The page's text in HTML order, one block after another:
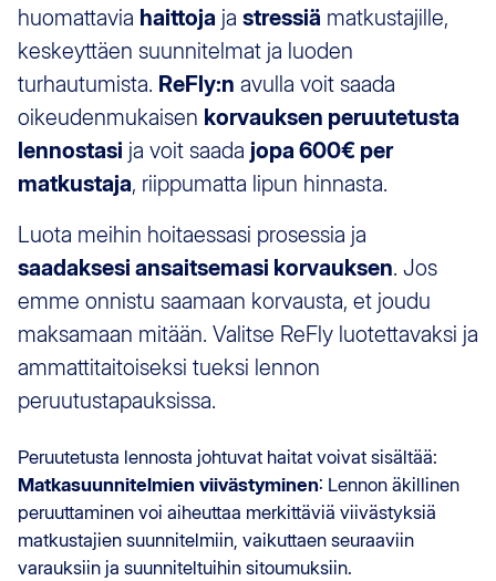
huomattavia haittoja ja stressiä matkustajille,
keskeyttäen suunnitelmat ja luoden
turhautumista. ReFly:n avulla voit saada
oikeudenmukaisen korvauksen peruutetusta
lennostasi ja voit saada jopa 600€ per
matkustaja, riippumatta lipun hinnasta.
Luota meihin hoitaessasi prosessia ja
saadaksesi ansaitsemasi korvauksen. Jos
emme onnistu saamaan korvausta, et joudu
maksamaan mitään. Valitse ReFly luotettavaksi ja
ammattitaitoiseksi tueksi lennon
peruutustapauksissa.
Peruutetusta lennosta johtuvat haitat voivat sisältää:
Matkasuunnitelmien viivästyminen: Lennon äkillinen
peruuttaminen voi aiheuttaa merkittäviä viivästyksiä
matkustajien suunnitelmiin, vaikuttaen seuraaviin
varauksiin ja suunniteltuihin sitoumuksiin.